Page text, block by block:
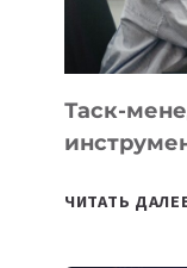
Таск-
ЧИТАТЬ